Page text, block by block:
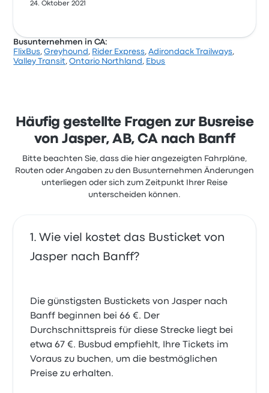
24. Oktober 2021
Busunternehmen in CA:
FlixBus,Greyhound , Rider Express,Adirondack Trailways,
Valley Transit,Ontario Northland , Ebus
Häufig gestellte Fragen zur Busreise
von Jasper, AB, CA nach Banff
Bitte beachten Sie, dass die hier angezeigten Fahrpläne,
Routen oder Angaben zu den Busunternehmen Änderungen
unterliegen oder sich zum Zeitpunkt Ihrer Reise
unterscheiden können.
Wie viel kostet das Busticket von
Jasper nach Banff?
Die günstigsten Bustickets von Jasper nach
Banff beginnen bei 66 €. Der
Durchschnittspreis für diese Strecke liegt bei
etwa 67 €. Busbud empfiehlt, Ihre Tickets im
Voraus zu buchen, um die bestmöglichen
Preise zu erhalten.